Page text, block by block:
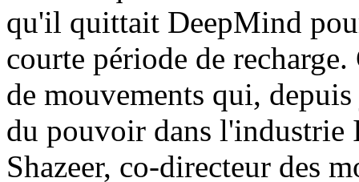
qu'il quittait DeepMind
courte période de
de mouvements qui,
du pouvoir dans l'industrie
Shazeer, co-directeur des